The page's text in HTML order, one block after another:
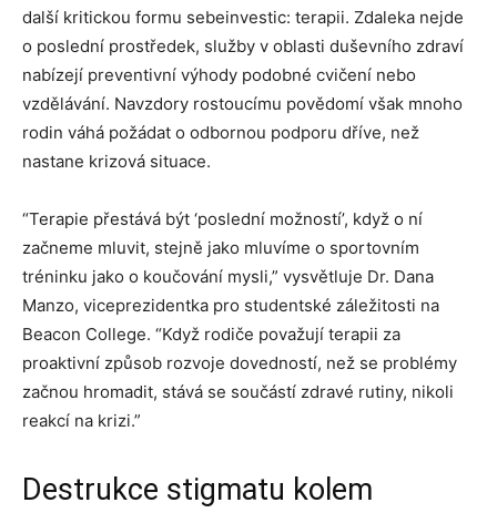
další kritickou formu sebeinvestic: terapii. Zdaleka nejde
o poslední prostředek, služby v oblasti duševního zdraví
nabízejí preventivní výhody podobné cvičení nebo
vzdělávání. Navzdory rostoucímu povědomí však mnoho
rodin váhá požádat o odbornou podporu dříve, než
nastane krizová situace.
“Terapie přestává být ‘poslední možností’, když o ní
začneme mluvit, stejně jako mluvíme o sportovním
tréninku jako o koučování mysli,” vysvětluje Dr. Dana
Manzo, viceprezidentka pro studentské záležitosti na
Beacon College. “Když rodiče považují terapii za
proaktivní způsob rozvoje dovedností, než se problémy
začnou hromadit, stává se součástí zdravé rutiny, nikoli
reakcí na krizi.”
Destrukce stigmatu kolem